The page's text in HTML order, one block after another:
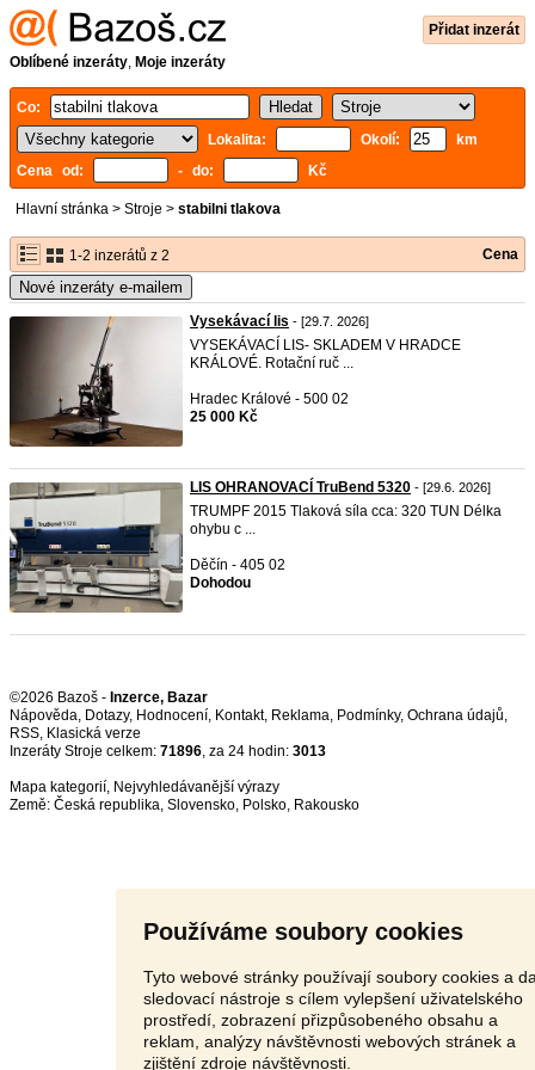
Používáme soubory cookies
Tyto webové stránky používají soubory cookies a
sledovací nástroje s cílem vylepšení uživatelského
prostředí, zobrazení přizpůsobeného obsahu a
reklam, analýzy návštěvnosti webových stránek a
zjištění zdroje návštěvnosti.
Přidat inzerát
Oblíbené inzeráty, Moje inzeráty
Co:
Lokalita:
Okolí:
km
Cena od:
- do: Kč
Hlavní stránka > Stroje > stabilni tlakova
1-2 inzerátů z 2 Cena
Nové inzeráty e-mailem
Vysekávací lis - [29.7. 2026]
VYSEKÁVACÍ LIS- SKLADEM V HRADCE
KRÁLOVÉ. Rotační ruč ...
Hradec Králové - 500 02
25 000 Kč
LIS OHRANOVACÍ TruBend 5320 - [29.6. 2026]
TRUMPF 2015 Tlaková síla cca: 320 TUN Délka
ohybu c ...
Děčín - 405 02
Dohodou
©2026 Bazoš - Inzerce, Bazar
Nápověda, Dotazy, Hodnocení, Kontakt, Reklama, Podmínky, Ochrana údajů,
RSS,
Inzeráty Stroje celkem: 71896, za 24 hodin: 3013
Mapa kategorií, Nejvyhledávanější výrazy
Země: Česká republika, Slovensko, Polsko, Rakousko